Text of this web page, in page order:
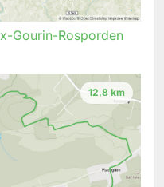
Gourin-Rosporden
12,8 km